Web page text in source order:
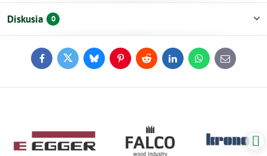
Diskusia 0
FacebookTwitterBlueskyPinterestReddit LinkedInWhatsApp
E-
mail